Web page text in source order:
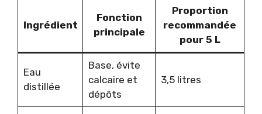
Ingrédient
Fonction
principale
Proportion
recommandée
pour 5 L
Eau
distillée
Base, évite
calcaire et
dépôts
3,5 litres